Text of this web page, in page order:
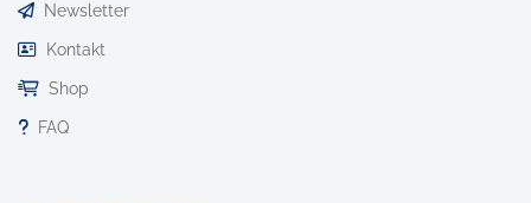
Newsletter
Kontakt
Shop
FAQ